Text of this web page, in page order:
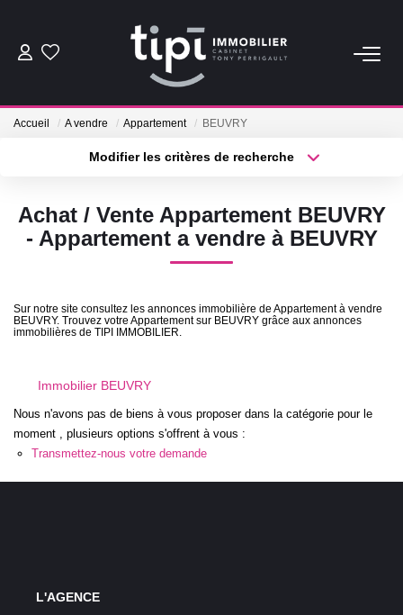
ACHETER
Nos Biens Loués
Vendre
GESTION LOCATIVE
Accueil A vendre Appartement BEUVRY
Modifier les critères de recherche
Sélectionnez...
Type de bien
Surface min
Créer une alerte
Achat / Vente Appartement BEUVRY
- Appartement a vendre à BEUVRY
Sur notre site consultez les annonces immobilière de Appartement à vendre
BEUVRY. Trouvez votre Appartement sur BEUVRY grâce aux annonces
immobilières de TIPI IMMOBILIER.
Immobilier BEUVRY
Nous n'avons pas de biens à vous proposer dans la catégorie pour le
moment , plusieurs options s'offrent à vous :
Transmettez-nous votre demande
L'AGENCE